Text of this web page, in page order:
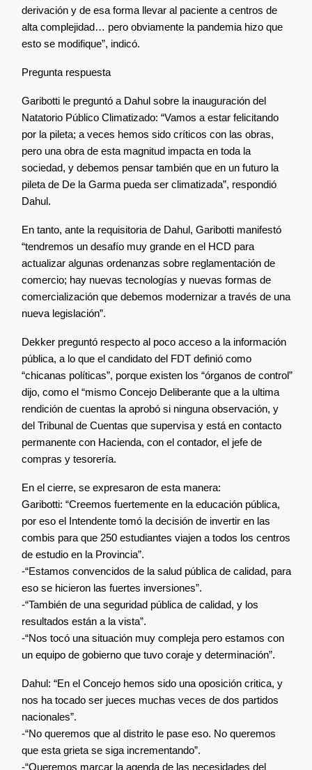
derivación y de esa forma llevar al paciente a centros de
alta complejidad… pero obviamente la pandemia hizo que
esto se modifique”, indicó.
Pregunta respuesta
Garibotti le preguntó a Dahul sobre la inauguración del
Natatorio Público Climatizado: “Vamos a estar felicitando
por la pileta; a veces hemos sido críticos con las obras,
pero una obra de esta magnitud impacta en toda la
sociedad, y debemos pensar también que en un futuro la
pileta de De la Garma pueda ser climatizada”, respondió
Dahul.
En tanto, ante la requisitoria de Dahul, Garibotti manifestó
“tendremos un desafío muy grande en el HCD para
actualizar algunas ordenanzas sobre reglamentación de
comercio; hay nuevas tecnologías y nuevas formas de
comercialización que debemos modernizar a través de una
nueva legislación”.
Dekker preguntó respecto al poco acceso a la información
pública, a lo que el candidato del FDT definió como
“chicanas políticas”, porque existen los “órganos de control”
dijo, como el “mismo Concejo Deliberante que a la ultima
rendición de cuentas la aprobó si ninguna observación, y
del Tribunal de Cuentas que supervisa y está en contacto
permanente con Hacienda, con el contador, el jefe de
compras y tesorería.
En el cierre, se expresaron de esta manera:
Garibotti: “Creemos fuertemente en la educación pública,
por eso el Intendente tomó la decisión de invertir en las
combis para que 250 estudiantes viajen a todos los centros
de estudio en la Provincia”.
-“Estamos convencidos de la salud pública de calidad, para
eso se hicieron las fuertes inversiones”.
-“También de una seguridad pública de calidad, y los
resultados están a la vista”.
-“Nos tocó una situación muy compleja pero estamos con
un equipo de gobierno que tuvo coraje y determinación”.
Dahul: “En el Concejo hemos sido una oposición critica, y
nos ha tocado ser jueces muchas veces de dos partidos
nacionales”.
-“No queremos que al distrito le pase eso. No queremos
que esta grieta se siga incrementando”.
-“Queremos marcar la agenda de las necesidades del